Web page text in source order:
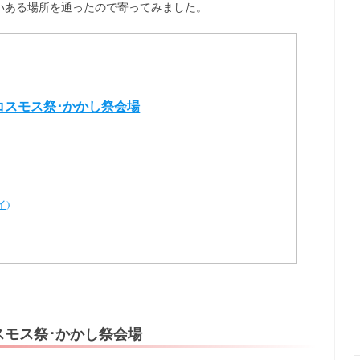
る場所を通ったので寄ってみました。
モス祭･かかし祭会場
)
ス祭･かかし祭会場